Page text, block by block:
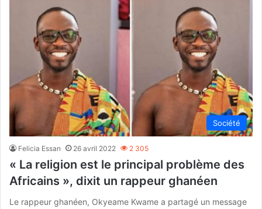
Société
Felicia Essan 26 avril 2022 2 305
« La religion est le principal problème des
Africains », dixit un rappeur ghanéen
Le rappeur ghanéen, Okyeame Kwame a partagé un message